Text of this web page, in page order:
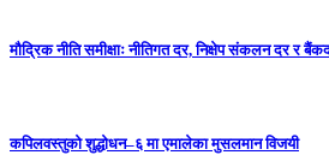
मौद्रिक नीति समीक्षाः नीतिगत दर, निक्षेप संकलन दर र
कपिलवस्तुको शुद्धोधन–६ मा एमालेका मुसलमान विजयी